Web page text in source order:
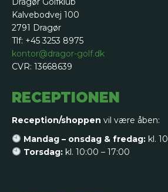
Kalvebodvej 100
2791 Dragør
Tlf: +45 3253 8975
kontor@dragor-golf.dk
CVR: 13668639
RECEPTIONEN
Reception/shoppen vil være åben:
Mandag – onsdag & fredag:kl.
Torsdag:kl. 10:00 – 17:00